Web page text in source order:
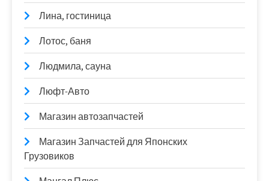
Лина, гостиница
Лотос, баня
Людмила, сауна
Люфт-Авто
Магазин автозапчастей
Магазин Запчастей для Японских
Грузовиков